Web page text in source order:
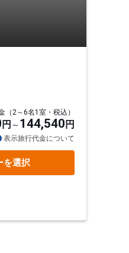
（2～6名1室・税込）
円 144,540 円
表示旅行代金について
を選択